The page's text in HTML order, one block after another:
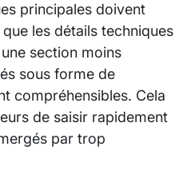
principales doivent
les détails techniques
section moins
sous forme de
compréhensibles. Cela
de saisir rapidement
par trop